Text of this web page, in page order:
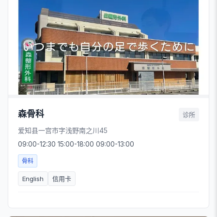
森骨科 诊所
爱知县一宫市字浅野南之川45
09:00-12:30 15:00-18:00 09:00-13:00
骨科
English 信用卡